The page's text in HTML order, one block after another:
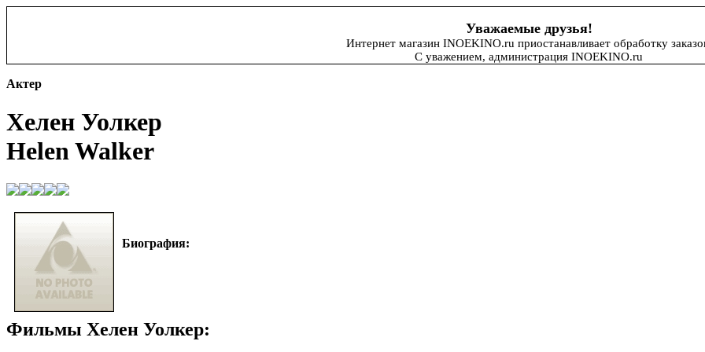
Уважаемые друзья!
Интернет магазин INOEKINO.ru приостанавливает обработку
С уважением, администрация INOEKINO.ru
Актер
Хелен Уолкер
Helen Walker
Биография:
Фильмы Хелен Уолкер: